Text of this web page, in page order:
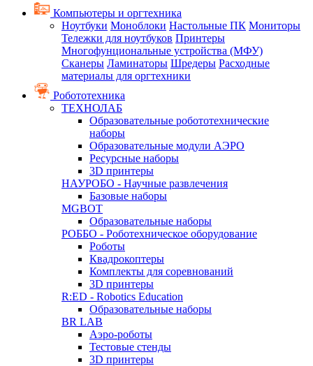
Компьютеры и оргтехника
Ноутбуки Моноблоки Настольные ПК Мониторы
Тележки для ноутбуков Принтеры
Многофунциональные устройства (МФУ)
Сканеры Ламинаторы Шредеры Расходные
материалы для оргтехники
Робототехника
ТЕХНОЛАБ
Образовательные робототехнические
наборы
Образовательные модули АЭРО
Ресурсные наборы
3D принтеры
НАУРОБО - Научные развлечения
Базовые наборы
MGBOT
Образовательные наборы
РОББО - Роботехническое оборудование
Роботы
Квадрокоптеры
Комплекты для соревнований
3D принтеры
R:ED - Robotics Education
Образовательные наборы
BR LAB
Аэро-роботы
Тестовые стенды
3D принтеры